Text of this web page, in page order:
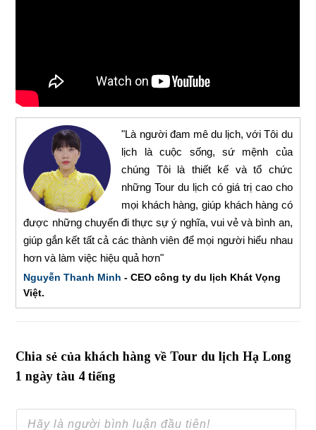
"Là người đam mê du lịch, với Tôi du
lịch là cuộc sống, sứ mệnh của
chúng Tôi là thiết kế và tổ chức
những Tour du lịch có giá trị cao cho
mọi khách hàng, giúp khách hàng có
được những chuyến đi thực sự ý nghĩa, vui vẻ và bình an,
giúp gắn kết tất cả các thành viên để mọi người hiểu nhau
hơn và làm việc hiệu quả hơn"
Nguyễn Thanh Minh - CEO công ty du lịch Khát Vọng
Việt.
Chia sẻ của khách hàng về Tour du lịch Hạ Long
1 ngày tàu 4 tiếng